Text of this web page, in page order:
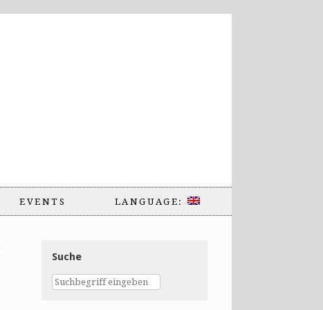
EVENTS LANGUAGE:
Suche